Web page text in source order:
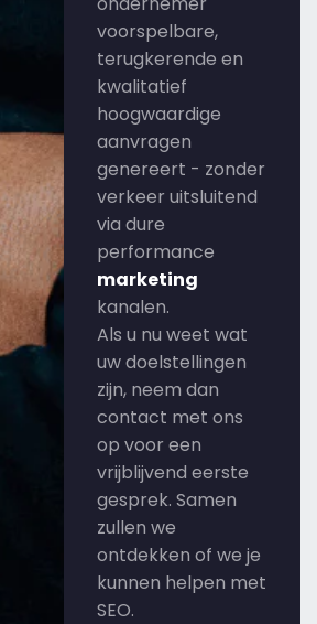
voorspelbare,
terugkerende en
kwalitatief
hoogwaardige
aanvragen
genereert - zonder
verkeer uitsluitend
via dure
performance
marketing
kanalen.
Als u nu weet wat
uw doelstellingen
zijn, neem dan
contact met ons
op voor een
vrijblijvend eerste
gesprek. Samen
zullen we
ontdekken of we je
kunnen helpen met
SEO.